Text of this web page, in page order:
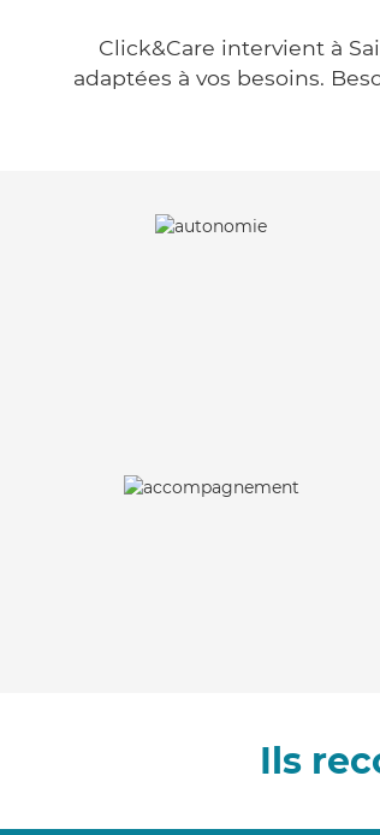
Click&Care intervient à
adaptées à vos besoins.
Ils